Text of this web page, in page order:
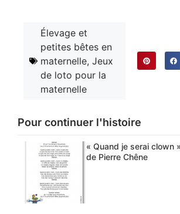
Élevage et
petites bêtes en
maternelle, Jeux
de loto pour la
maternelle
Pour continuer l'histoire
« Quand je serai clown
de Pierre Chêne